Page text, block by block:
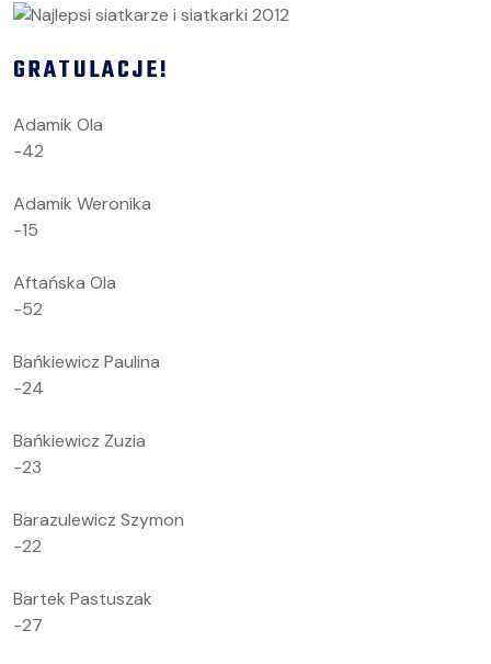
GRATULACJE!
Adamik Ola
-42
Adamik Weronika
-15
Aftańska Ola
-52
Bańkiewicz Paulina
-24
Bańkiewicz Zuzia
-23
Barazulewicz Szymon
-22
Bartek Pastuszak
-27